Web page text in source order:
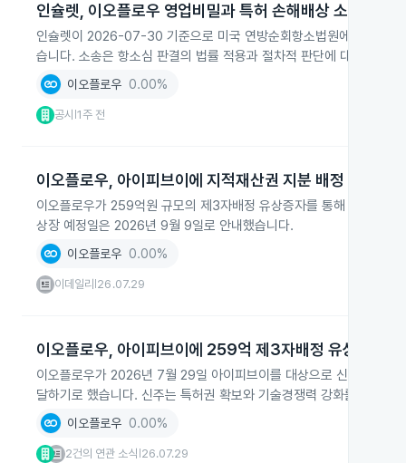
인슐렛, 이오플로우 영업비밀과 특허 손해배상 소송
인슐렛이 2026-07-30 기준으로 미국 연방순회항소법원에 이오플
습니다. 소송은 항소심 판결의 법률 적용과 절차적 판단에 대한 재심
이오플로우 0.00%
공시 |1주 전
이오플로우, 아이피브이에 지적재산권 지분 배정 유상증자
이오플로우가 259억원 규모의 제3자배정 유상증자를 통해 특허권
상장 예정일은 2026년 9월 9일로 안내했습니다.
이오플로우 0.00%
이데일리 26.07.29
이오플로우, 아이피브이에 259억 제3자배정 유상증자
이오플로우가 2026년 7월 29일 아이피브이를 대상으로 신주
달하기로 했습니다. 신주는 특허권 확보와 기술경쟁력 강화를 위한
이오플로우 0.00%
2건의 연관 소식 26.07.29